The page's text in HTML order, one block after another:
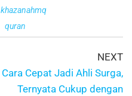
khazanahmq
quran
NEXT
Cara Cepat Jadi Ahli Surga,
Ternyata Cukup dengan